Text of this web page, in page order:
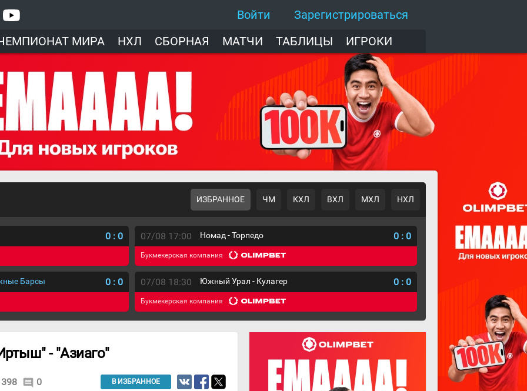
Войти
Зарегистрироваться
МИРА НХЛ СБОРНАЯ МАТЧИ ТАБЛИЦЫ ИГРОКИ
ИЗБРАННОЕ ЧМ КХЛ ВХЛ МХЛ НХЛ
0 : 0 07/08 17:00 Номад - Торпедо 0 : 0
Букмекерская компания
Барсы 0 : 0 07/08 18:30 Южный Урал - Кулагер 0 : 0
Букмекерская компания
- "Азиаго"
398 comment 0 В ИЗБРАННОЕ